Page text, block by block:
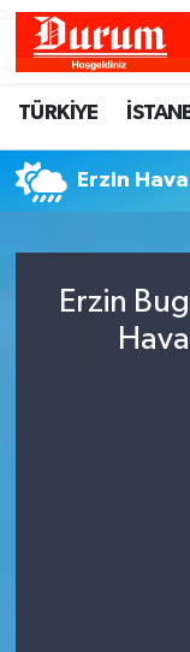
TÜRKİYE
Erzin
Erzin
Hava
Namaz
Süper Lig